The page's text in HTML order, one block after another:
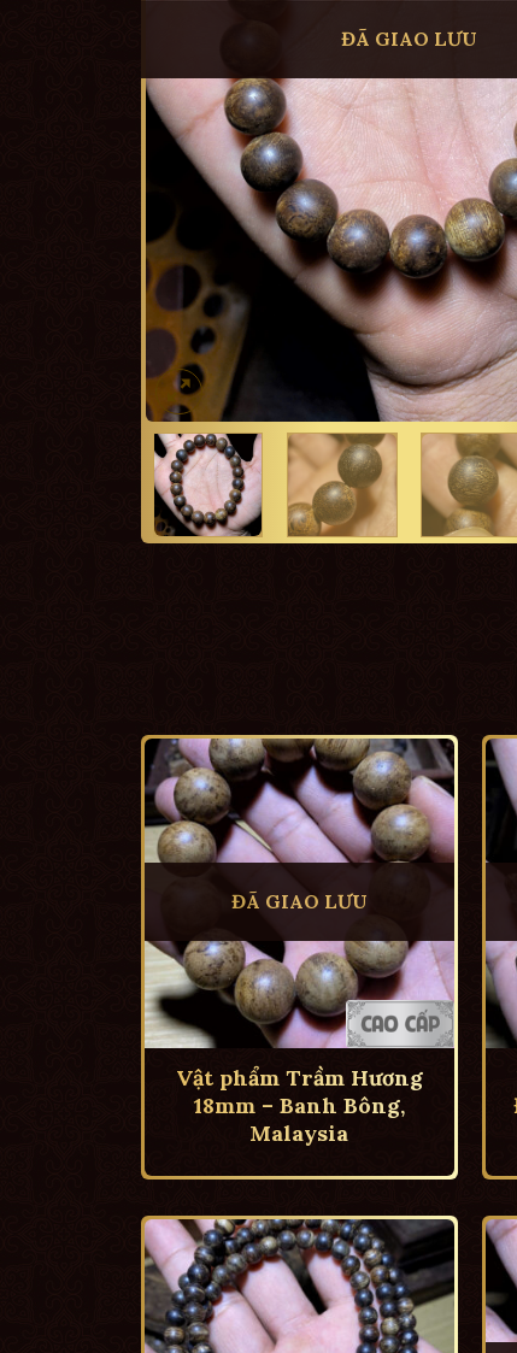
ĐÃ GIAO LƯU
ĐÃ GIAO LƯU
Vật phẩm Trầm Hương
18mm – Banh Bông,
Malaysia